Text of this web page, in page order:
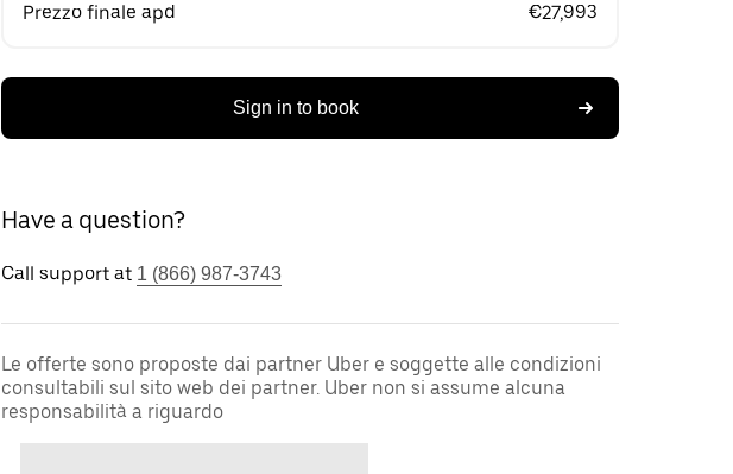
Prezzo finale apd €27,993
Sign in to book
Have a question?
Call support at 1 (866) 987-3743
Le offerte sono proposte dai partner Uber e soggette alle condizioni
consultabili sul sito web dei partner. Uber non si assume alcuna
responsabilità a riguardo